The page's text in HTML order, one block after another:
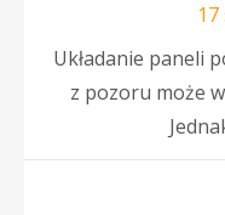
Układanie paneli
z pozoru może